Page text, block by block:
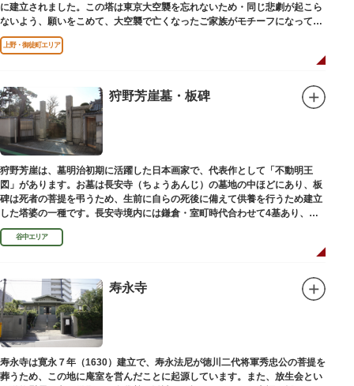
に建立されました。この塔は東京大空襲を忘れないため・同じ悲劇が起こら
ないよう、願いをこめて、大空襲で亡くなったご家族がモチーフになってい
る平和祈念母子像・時計塔です。
上野・御徒町エリア
狩野芳崖墓・板碑
狩野芳崖は、墓明治初期に活躍した日本画家で、代表作として「不動明王
図」があります。お墓は長安寺（ちょうあんじ）の墓地の中ほどにあり、板
碑は死者の菩提を弔うため、生前に自らの死後に備えて供養を行うため建立
した塔婆の一種です。長安寺境内には鎌倉・室町時代合わせて4基あり、
「長安寺板碑」として台東区の有形文化財に指定されています。
谷中エリア
寿永寺
寿永寺は寛永７年（1630）建立で、寿永法尼が徳川二代将軍秀忠公の菩提を
葬うため、この地に庵室を営んだことに起源しています。また、放生会とい